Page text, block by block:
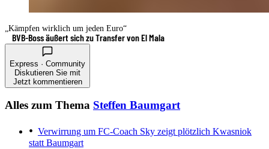
„Kämpfen wirklich um jeden Euro“
BVB-Boss äußert sich zu Transfer von El Mala
Express · Community
Diskutieren Sie mit
Jetzt kommentieren
Alles zum Thema Steffen Baumgart
Verwirrung um FC-Coach Sky zeigt plötzlich Kwasniok
statt Baumgart